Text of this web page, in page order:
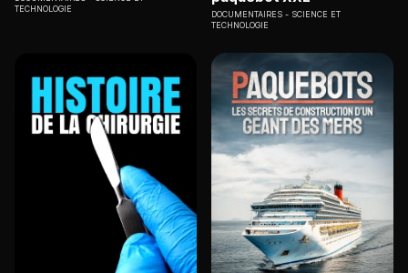
TECHNOLOGIE
DOCUMENTAIRES
SCIENCE ET
TECHNOLOGIE